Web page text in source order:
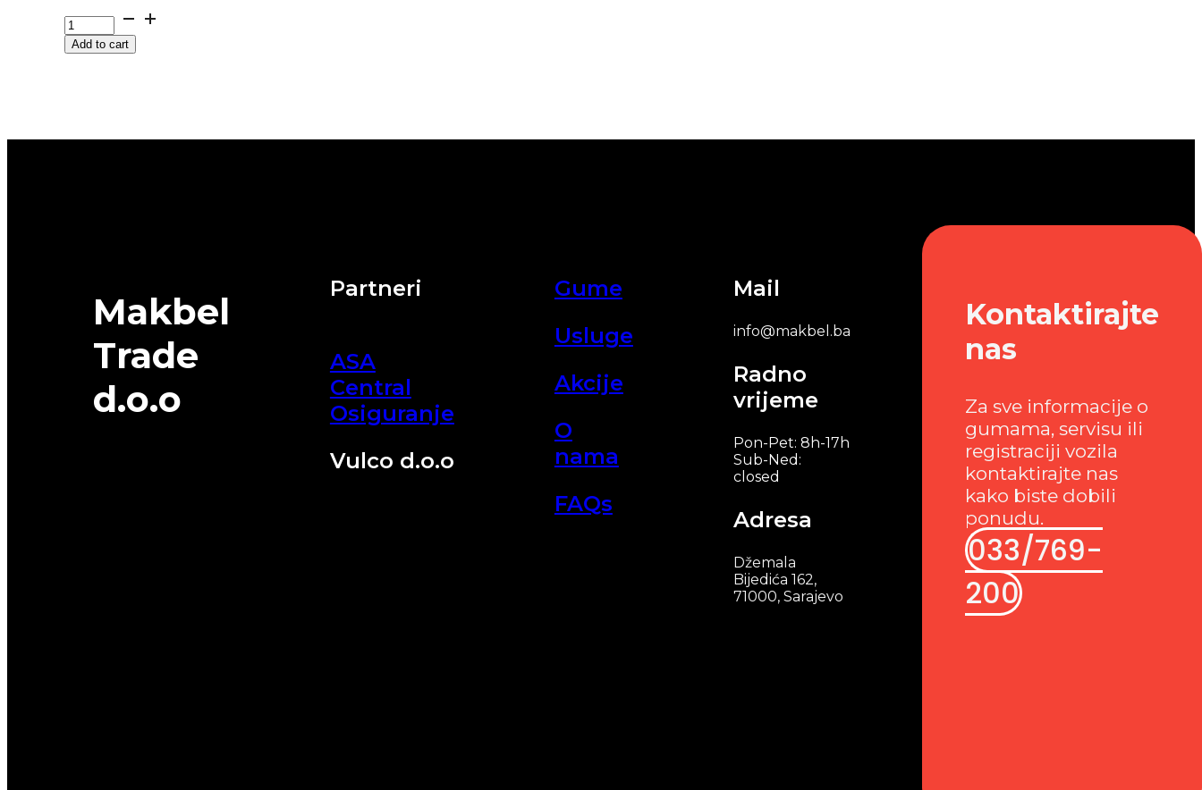
G265/40R20
104W
XLAdd to cart
Makbel
Trade
d.o.o
Partneri
ASA
Central
Osiguranje
Vulco d.o.o
Gume
Usluge
Akcije
O
nama
FAQs
Mail
info@makbel.ba
Radno
vrijeme
Pon-Pet: 8h-17h
Sub-Ned:
closed
Adresa
Džemala
Bijedića 162,
71000, Sarajevo
Kontaktirajte
nas
Za sve informacije o
gumama, servisu ili
registraciji vozila
kontaktirajte nas
kako biste dobili
ponudu.
033/769-
200